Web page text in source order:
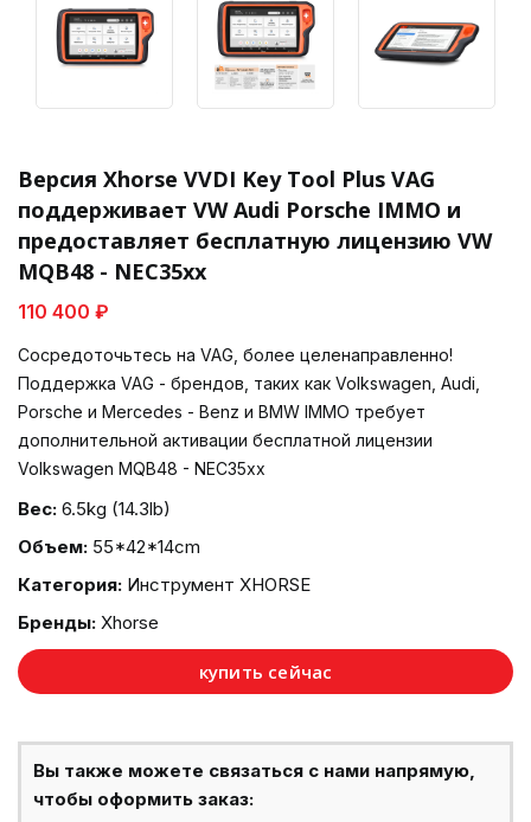
Версия Xhorse VVDI Key Tool Plus VAG
поддерживает VW Audi Porsche IMMO и
предоставляет бесплатную лицензию VW
MQB48 - NEC35xx
110 400 ₽
Сосредоточьтесь на VAG, более целенаправленно!
Поддержка VAG - брендов, таких как Volkswagen, Audi,
Porsche и Mercedes - Benz и BMW IMMO требует
дополнительной активации бесплатной лицензии
Volkswagen MQB48 - NEC35xx
Вес: 6.5kg (14.3lb)
Объем: 55*42*14cm
Категория: Инструмент XHORSE
Бренды: Xhorse
купить сейчас
Вы также можете связаться с нами напрямую,
чтобы оформить заказ: